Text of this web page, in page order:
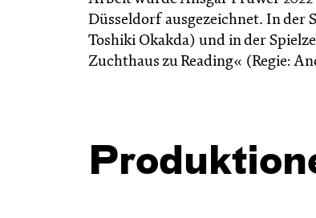
Düsseldorf ausgezeichnet. In der
Toshiki Okakda) und in der
Zucht­haus zu Reading« (Regie: